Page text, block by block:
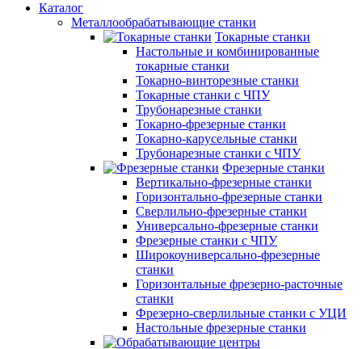
Каталог
Металлообрабатывающие станки
Токарные станки
Настольные и комбинированные
токарные станки
Токарно-винторезные станки
Токарные станки с ЧПУ
Трубонарезные станки
Токарно-фрезерные станки
Токарно-карусельные станки
Трубонарезные станки с ЧПУ
Фрезерные станки
Вертикально-фрезерные станки
Горизонтально-фрезерные станки
Сверлильно-фрезерные станки
Универсально-фрезерные станки
Фрезерные станки с ЧПУ
Широкоуниверсально-фрезерные
станки
Горизонтальные фрезерно-расточные
станки
Фрезерно-сверлильные станки с УЦИ
Настольные фрезерные станки